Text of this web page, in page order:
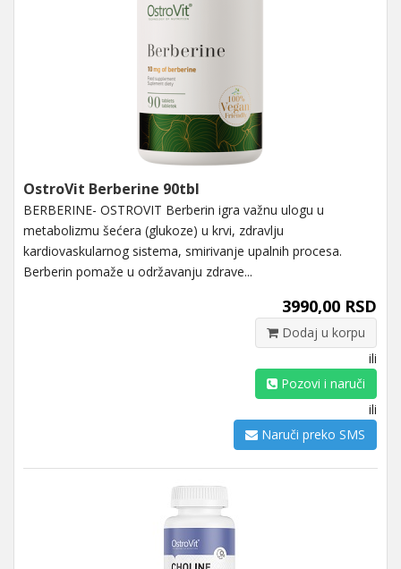
OstroVit Berberine 90tbl
BERBERINE- OSTROVIT Berberin igra važnu ulogu u
metabolizmu šećera (glukoze) u krvi, zdravlju
kardiovaskularnog sistema, smirivanje upalnih procesa.
Berberin pomaže u održavanju zdrave...
3990,00 RSD
Dodaj u korpu
ili
Pozovi i naruči
ili
Naruči preko SMS